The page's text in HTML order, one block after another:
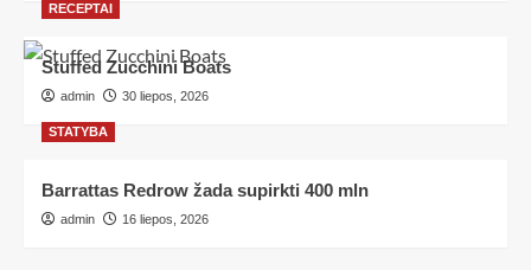
RECEPTAI
Stuffed Zucchini Boats
admin 30 liepos, 2026
STATYBA
Barrattas Redrow žada supirkti 400 mln
admin 16 liepos, 2026